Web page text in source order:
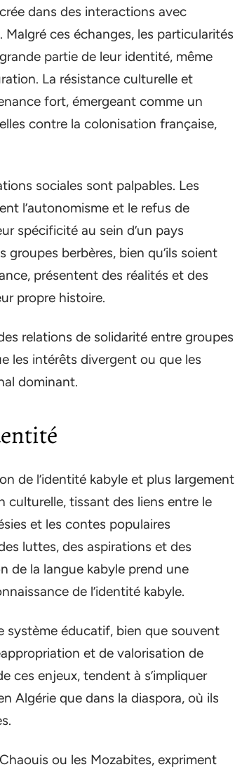
dans des interactions avec
Malgré ces échanges, les particularités
partie de leur identité, même
La résistance culturelle et
fort, émergeant comme un
contre la colonisation française,
sociales sont palpables. Les
l’autonomisme et le refus de
spécificité au sein d’un pays
groupes berbères, bien qu’ils soient
présentent des réalités et des
propre histoire.
relations de solidarité entre groupes
les intérêts divergent ou que les
dominant.
de l’identité kabyle et plus largement
culturelle, tissant des liens entre le
et les contes populaires
luttes, des aspirations et des
de la langue kabyle prend une
de l’identité kabyle.
système éducatif, bien que souvent
et de valorisation de
ces enjeux, tendent à s’impliquer
Algérie que dans la diaspora, où ils
ou les Mozabites, expriment